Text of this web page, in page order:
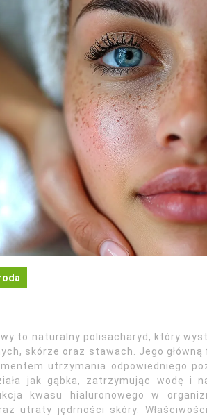
to naturalny polisacharyd, który
skórze oraz stawach. Jego
utrzymania odpowiedniego
jak gąbka, zatrzymując wodę i
kwasu hialuronowego w
utraty jędrności skóry.